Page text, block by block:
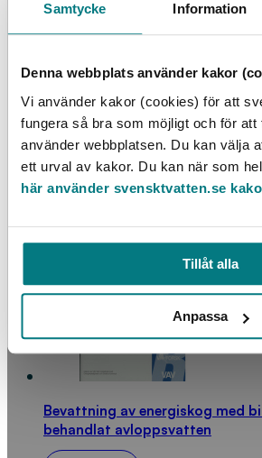
Samtycke Information
Denna webbplats använder kakor
Vi använder kakor (cookies) för att
fungera så bra som möjligt och för
använder webbplatsen. Du kan välja
ett urval av kakor. Du kan när som
här använder svensktvatten.se
Tillåt alla
Anpassa
Miljöföroreningar i dricksvatten
Bevattning av energiskog med
behandlat avloppsvatten